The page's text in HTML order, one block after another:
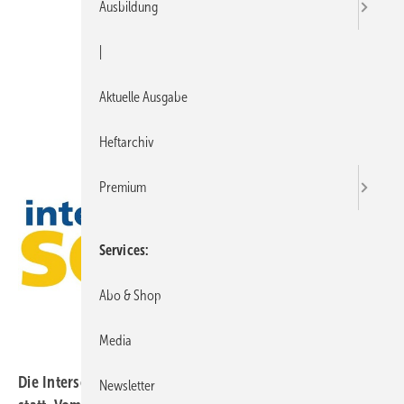
Die Intersolar 2008 findet zum ersten Mal in München
Ausbildung
Aktuelle Ausgabe
Heftarchiv
Premium
Services
Abo & Shop
Media
Newsletter